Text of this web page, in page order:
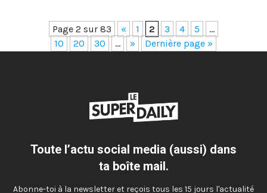
Page 2 sur 83 « 1 2 3 4 5
…
10
20 30 … » Dernière page »
Toute l’actu social media (aussi) dans
ta boîte mail.
Abonne-toi à la newsletter et reçois tous les 15 jours l'actualité